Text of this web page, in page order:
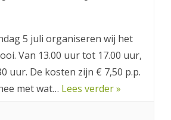
5 juli organiseren wij het
Van 13.00 uur tot 17.00 uur,
uur. De kosten zijn € 7,50 p.p.
met wat… Lees verder »